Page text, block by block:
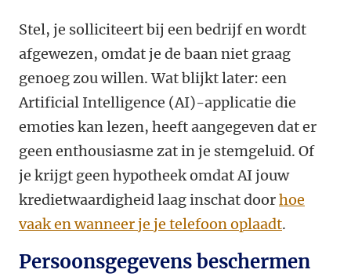
Stel, je solliciteert bij een bedrijf en wordt
afgewezen, omdat je de baan niet graag
genoeg zou willen. Wat blijkt later: een
Artificial Intelligence (AI)-applicatie die
emoties kan lezen, heeft aangegeven dat er
geen enthousiasme zat in je stemgeluid. Of
je krijgt geen hypotheek omdat AI jouw
kredietwaardigheid laag inschat doorhoe
vaak en wanneer je je telefoon oplaadt.
Persoonsgegevens beschermen